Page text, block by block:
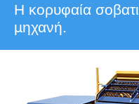
Η κορυφαία
μηχανή.